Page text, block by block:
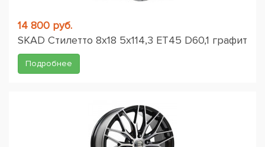
14 800 руб.
SKAD Стилетто 8x18 5x114,3 ET45 D60,1 графит
Подробнее